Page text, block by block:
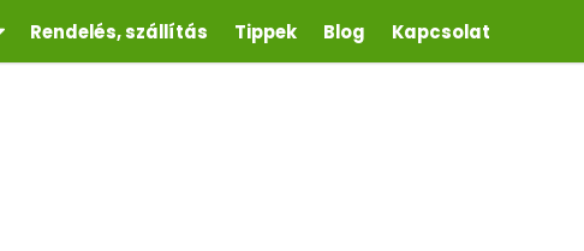
Rendelés, szállítás Tippek Blog Kapcsolat